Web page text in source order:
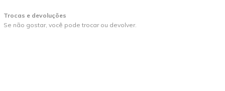
Trocas e devoluções
Se não gostar, você pode trocar ou devolver.